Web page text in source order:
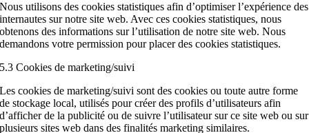
Nous utilisons des cookies statistiques afin d’optimiser l’expérience des
internautes sur notre site web. Avec ces cookies statistiques, nous
obtenons des informations sur l’utilisation de notre site web. Nous
demandons votre permission pour placer des cookies statistiques.
5.3 Cookies de marketing/suivi
Les cookies de marketing/suivi sont des cookies ou toute autre forme
de stockage local, utilisés pour créer des profils d’utilisateurs afin
d’afficher de la publicité ou de suivre l’utilisateur sur ce site web ou sur
plusieurs sites web dans des finalités marketing similaires.